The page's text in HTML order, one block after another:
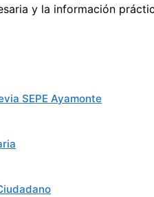
y la información
SEPE Ayamonte